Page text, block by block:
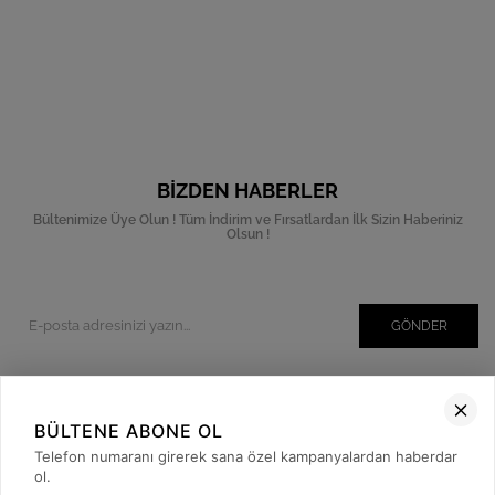
BIZDEN HABERLER
Bültenimize Üye Olun ! Tüm İndirim ve Fırsatlardan İlk Sizin Haberiniz
Olsun !
GÖNDER
Kurumsal
Müşteri İlişkileri
BÜLTENE ABONE OL
Telefon numaranı girerek sana özel kampanyalardan haberdar
ol.